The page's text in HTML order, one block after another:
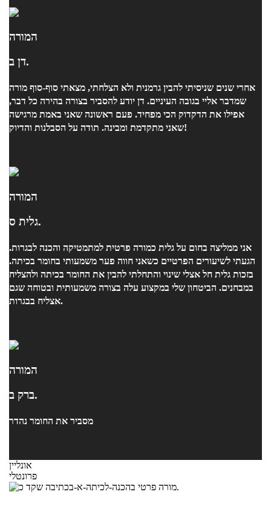
המורה
דן ב.
אחרי שנים שניסיתי להבין גרמנית ולא הצלחתי, מצאתי סוף-סוף מורה
שמדבר אליי בגובה העיניים. דן יודע להסביר בצורה בהירה כל דבר,
אפילו את הדקדוק הכי מפחיד. פעם ראשונה שאני באמת מרגישה
שאני מתקדמת ומבינה. תודה על הסבלנות והדיוק!
המורה
גלית ס.
אני ממליצה בחום על גלית כמורה פרטית למתמטיקה והכנה לבגרות.
הגעתי לשיעורים הפרטיים כשאני חווה פער משמעותי בחומר בכיתה.
בזכות גלית חל אצלי שינוי והתחלתי להבין את החומר בכיתה ולהצליח
במבחנים. הביטחון שלי במקצוע עלה בצורה משמעותית ובטוחה שגם
אצליח בבגרות.
המורה
ברק ב.
מסביר את החומר נהדר
אונליין
פרונטלי